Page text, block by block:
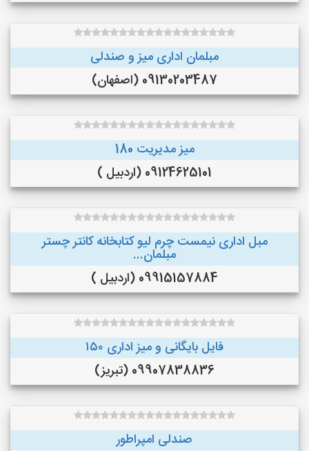
مبلمان اداری میز و صندلی
09130203487 (اصفهان)
میز مدیریت 180
09124625101 (اردبیل )
مبل اداری نیمست چرم لیو کتابخانه کانتر چستر
مبلمان...
09915157884 (اردبیل )
فایل بایگانی و میز اداری ۱۵۰
09907838836 (تبریز)
صندلی امپراطور